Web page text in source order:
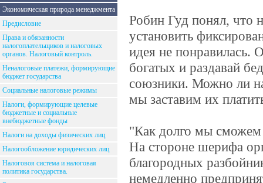
Экономическая природа менеджмента
Предисловие
Права и обязанности
налогоплательщиков и налоговых
органов. Налоговый контроль.
Неналоговые платежи, формирующие
бюджет государства
Социальные налоговые режимы
Налоги, формирующие целевые
бюджетные и социальные
внебюджетные фонды
Налоги на доходы физических лиц
Налогообложение юридических лиц
Налоговоя система и налоговая
политика государства.
Робин Гуд понял, что
установить
идея не понравилась.
богатых и раздавай
союзники. Можно ли
мы заставим их
"Как долго мы сможем
На стороне шерифа
благородных
немедленно